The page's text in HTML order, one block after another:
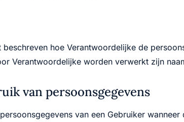
hoe Verantwoordelijke de
Verantwoordelijke worden verwerkt zijn
van persoonsgegevens
van een Gebruiker